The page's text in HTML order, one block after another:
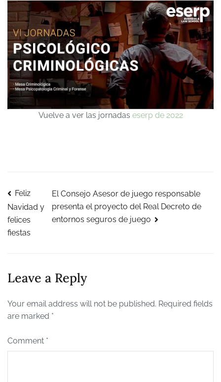
Vuelve a ver las jornadas eserp de 2022
Post
navigation
Feliz
Navidad y
felices
fiestas
El Consejo Asesor de juego responsable
presenta el proyecto del Real Decreto de
entornos seguros de juego
Leave a Reply
Your email address will not be published. Required fields
are marked *
Comment *